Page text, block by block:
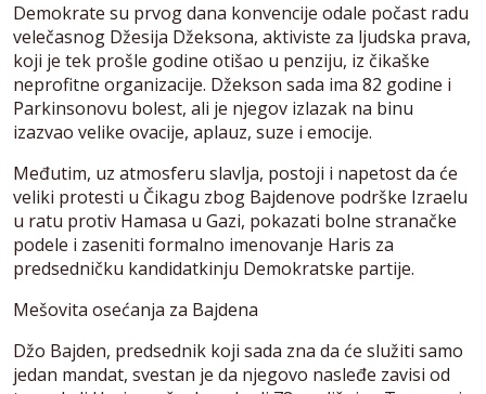
Demokrate su prvog dana konvencije odale počast radu
velečasnog Džesija Džeksona, aktiviste za ljudska prava,
koji je tek prošle godine otišao u penziju, iz čikaške
neprofitne organizacije. Džekson sada ima 82 godine i
Parkinsonovu bolest, ali je njegov izlazak na binu
izazvao velike ovacije, aplauz, suze i emocije.
Međutim, uz atmosferu slavlja, postoji i napetost da će
veliki protesti u Čikagu zbog Bajdenove podrške Izraelu
u ratu protiv Hamasa u Gazi, pokazati bolne stranačke
podele i zaseniti formalno imenovanje Haris za
predsedničku kandidatkinju Demokratske partije.
Mešovita osećanja za Bajdena
Džo Bajden, predsednik koji sada zna da će služiti samo
jedan mandat, svestan je da njegovo nasleđe zavisi od